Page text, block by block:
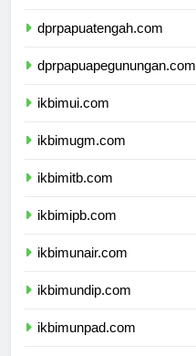
dprpapuatengah.com
dprpapuapegunungan.com
ikbimui.com
ikbimugm.com
ikbimitb.com
ikbimipb.com
ikbimunair.com
ikbimundip.com
ikbimunpad.com